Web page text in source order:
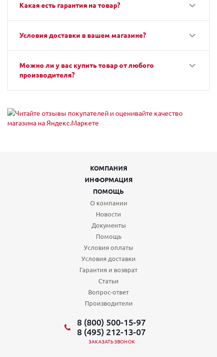
Какая есть гарантия на товар?
Условия доставки в вашем магазине?
Можно ли у вас купить товар от любого
производителя?
КОМПАНИЯ
ИНФОРМАЦИЯ
ПОМОЩЬ
О компании
Новости
Документы
Помощь
Условия оплаты
Условия доставки
Гарантия и возврат
Статьи
Вопрос-ответ
Производители
8 (800) 500-15-97
8 (495) 212-13-07
ЗАКАЗАТЬ ЗВОНОК